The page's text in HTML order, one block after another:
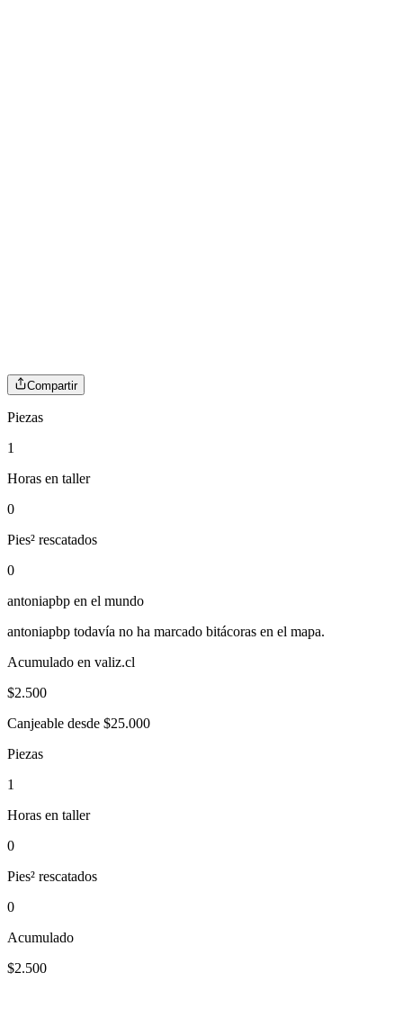
Compartir
Piezas
1
Horas en taller
0
Pies² rescatados
0
antoniapbp en el mundo
antoniapbp todavía no ha marcado bitácoras en el mapa.
Acumulado en valiz.cl
$2.500
Canjeable desde $25.000
Piezas
1
Horas en taller
0
Pies² rescatados
0
Acumulado
$2.500